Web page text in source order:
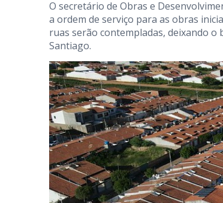
O secretário de Obras e
a ordem de serviço para as obras
ruas serão contempladas, deixando
Santiago.